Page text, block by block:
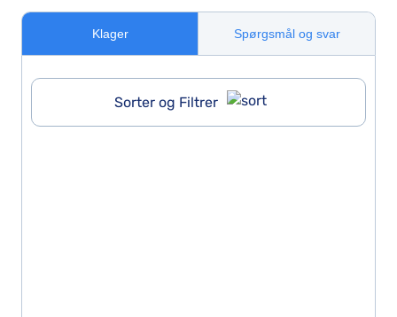
Klager Spørgsmål og svar
Sorter og Filtrer